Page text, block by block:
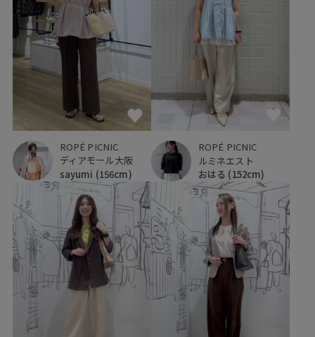
ROPÉ PICNIC
ディアモール大阪
sayumi (156cm)
ROPÉ PICNIC
ルミネエスト
おはる (152cm)